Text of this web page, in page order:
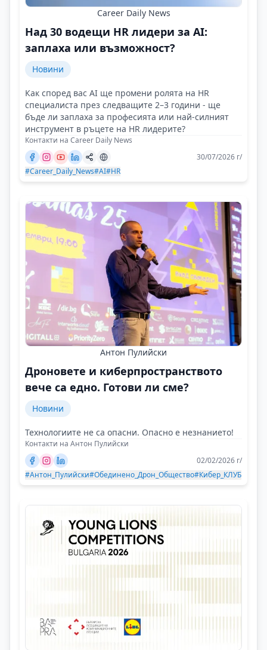
Career Daily News
Над 30 водещи HR лидери за AI:
заплаха или възможност?
Новини
Как според вас AI ще промени ролята на HR
специалиста през следващите 2–3 години - ще
бъде ли заплаха за професията или най-силният
инструмент в ръцете на HR лидерите?
Контакти на Career Daily News
30/07/2026 г/
#Career_Daily_News#AI#HR
Антон Пулийски
Дроновете и киберпространството
вече са едно. Готови ли сме?
Новини
Технологиите не са опасни. Опасно е незнанието!
Контакти на Антон Пулийски
02/02/2026 г/
#Антон_Пулийски#Обединено_Дрон_Общество#Кибер_КЛУБ